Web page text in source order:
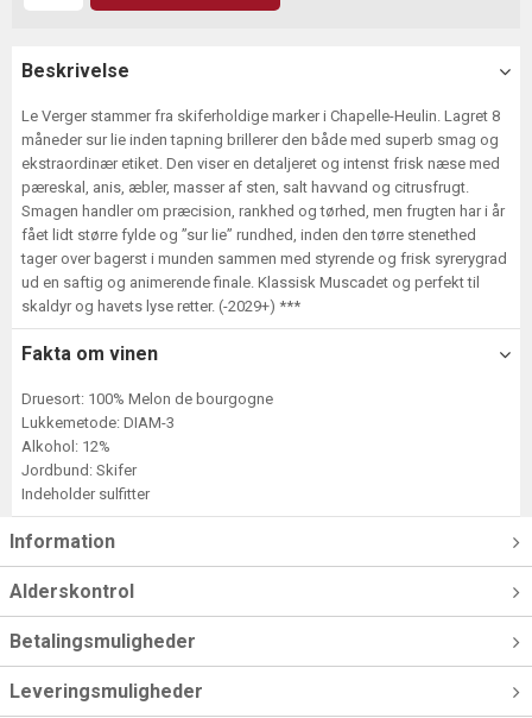
Beskrivelse
Le Verger stammer fra skiferholdige marker i Chapelle-Heulin. Lagret 8
måneder sur lie inden tapning brillerer den både med superb smag og
ekstraordinær etiket. Den viser en detaljeret og intenst frisk næse med
pæreskal, anis, æbler, masser af sten, salt havvand og citrusfrugt.
Smagen handler om præcision, rankhed og tørhed, men frugten har i år
fået lidt større fylde og ”sur lie” rundhed, inden den tørre stenethed
tager over bagerst i munden sammen med styrende og frisk syrerygrad
ud en saftig og animerende finale. Klassisk Muscadet og perfekt til
skaldyr og havets lyse retter. (-2029+) ***
Fakta om vinen
Druesort: 100% Melon de bourgogne
Lukkemetode: DIAM-3
Alkohol: 12%
Jordbund: Skifer
Indeholder sulfitter
Information
Alderskontrol
Betalingsmuligheder
Leveringsmuligheder